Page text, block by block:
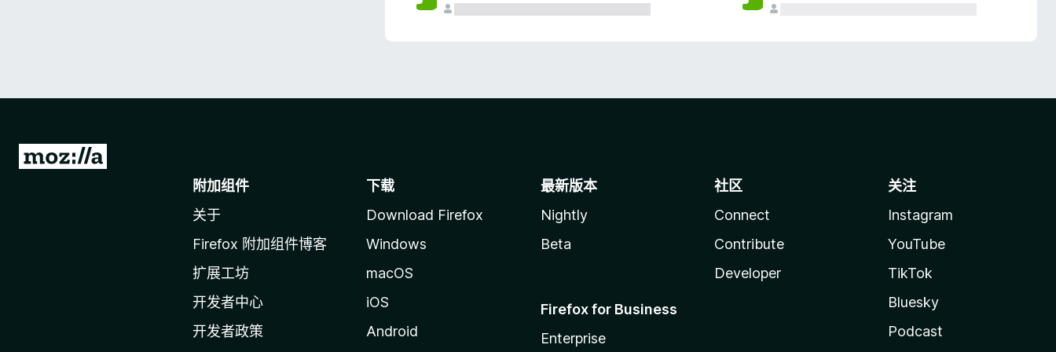
转
附加组件
关于
Firefox 附加组件博客
扩展工坊
开发者中心
开发者政策
下载
Download Firefox
Windows
macOS
iOS
Android
最新版本
Nightly
Beta
Firefox for Business
Enterprise
社区
Connect
Contribute
Developer
关注
Instagram
YouTube
TikTok
Bluesky
Podcast